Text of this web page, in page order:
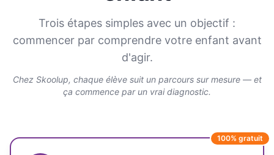
Trois étapes simples avec un objectif :
commencer par comprendre votre enfant avant
d'agir.
Chez Skoolup, chaque élève suit un parcours sur mesure — et
ça commence par un vrai diagnostic.
100% gratuit